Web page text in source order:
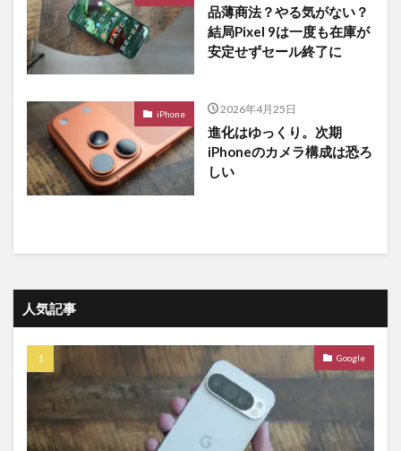
品薄商法？やる気がない？
結局Pixel 9は一度も在庫が
安定せずセール終了に
iPhone 2026年4月25日
進化はゆっくり。次期
iPhoneのカメラ構成は恐ろ
しい
人気記事
Google